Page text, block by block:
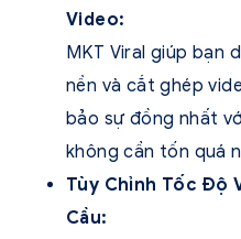
Video:
MKT Viral giúp bạn
nền và cắt ghép
bảo sự đồng nhất
không cần tốn quá
Tùy Chỉnh Tốc Độ
Cầu: